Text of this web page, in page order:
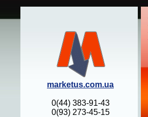
marketus.com.ua
0(44) 383-91-43
0(93) 273-45-15